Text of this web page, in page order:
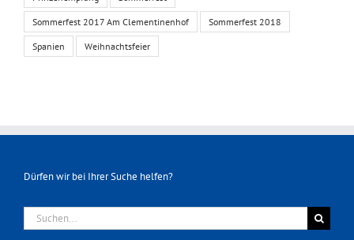
Sommerfest 2017 Am Clementinenhof Sommerfest 2018
Spanien Weihnachtsfeier
Dürfen wir bei Ihrer Suche helfen?
Suche
nach: